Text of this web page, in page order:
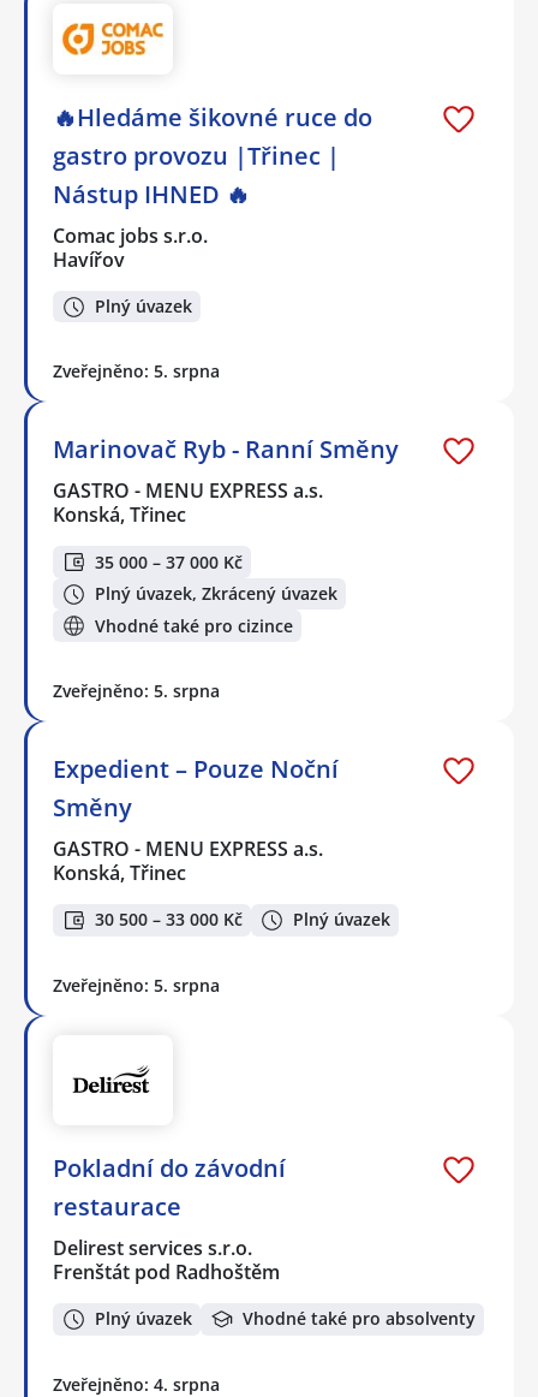
🔥Hledáme šikovné ruce do
gastro provozu |Třinec |
Nástup IHNED 🔥
Comac jobs s.r.o.
Havířov
Plný úvazek
Zveřejněno: 5. srpna
Marinovač Ryb - Ranní Směny
GASTRO - MENU EXPRESS a.s.
Konská, Třinec
35 000 – 37 000 Kč
Plný úvazek, Zkrácený úvazek
Vhodné také pro cizince
Zveřejněno: 5. srpna
Expedient – Pouze Noční
Směny
GASTRO - MENU EXPRESS a.s.
Konská, Třinec
30 500 – 33 000 Kč Plný úvazek
Zveřejněno: 5. srpna
Pokladní do závodní
restaurace
Delirest services s.r.o.
Frenštát pod Radhoštěm
Plný úvazek Vhodné také pro absolventy
Zveřejněno: 4. srpna